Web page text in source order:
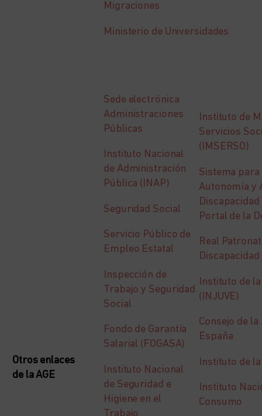
Migraciones
Ministerio de Universidades
Otros enlaces
de la AGE
Sede electrónica
Administraciones
Públicas
Instituto Nacional
de Administración
Pública (INAP)
Seguridad Social
Servicio Público de
Empleo Estatal
Inspección de
Trabajo y Seguridad
Social
Fondo de Garantía
Salarial (FOGASA)
Instituto Nacional
de Seguridad e
Higiene en el
Instituto de
Servicios
(IMSERSO)
Sistema para
Autonomía y
Discapacidad
Portal de la
Real
Discapacidad
Instituto de
(INJUVE)
Consejo de
España
Instituto de
Instituto
Consumo